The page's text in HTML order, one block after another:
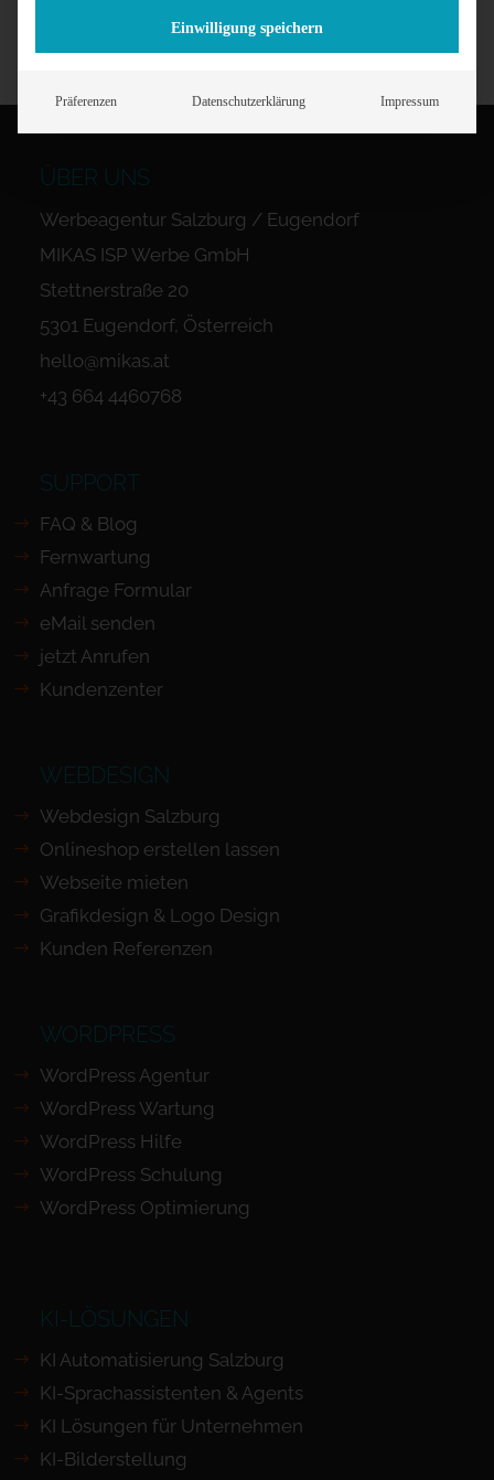
ÜBER UNS
Werbeagentur Salzburg / Eugendorf
MIKAS ISP Werbe GmbH
Stettnerstraße 20
5301 Eugendorf, Österreich
hello@mikas.at
+43 664 4460768
SUPPORT
FAQ & Blog
Fernwartung
Anfrage Formular
eMail senden
jetzt Anrufen
Kundenzenter
WEBDESIGN
Webdesign Salzburg
Onlineshop erstellen lassen
Webseite mieten
Grafikdesign & Logo Design
Kunden Referenzen
WORDPRESS
WordPress Agentur
WordPress Wartung
WordPress Hilfe
WordPress Schulung
WordPress Optimierung
KI-LÖSUNGEN
KI Automatisierung Salzburg
KI-Sprachassistenten & Agents
KI Lösungen für Unternehmen
KI-Bilderstellung
Einwilligung speichern
Präferenzen Datenschutzerklärung Impressum